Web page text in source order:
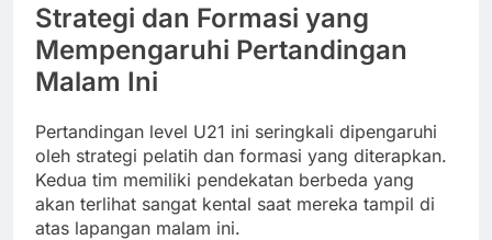
Strategi dan Formasi yang
Mempengaruhi Pertandingan
Malam Ini
Pertandingan level U21 ini seringkali dipengaruhi
oleh strategi pelatih dan formasi yang diterapkan.
Kedua tim memiliki pendekatan berbeda yang
akan terlihat sangat kental saat mereka tampil di
atas lapangan malam ini.